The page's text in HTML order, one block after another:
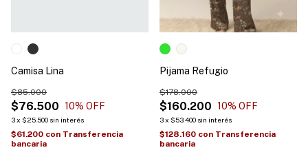
Camisa Lina
$76.500
$85.000
10% OFF
3x $25.500 sin interés
$61.200 con Transferencia
bancaria
Pijama Refugio
$160.200
$178.000
10% OFF
3x $53.400 sin interés
$128.160 con Transferencia
bancaria